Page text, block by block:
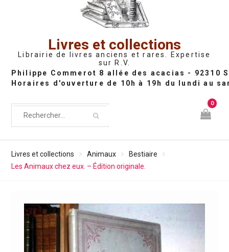
Livres et collections
Librairie de livres anciens et rares. Expertise
sur R.V.
0
Livres et collections Animaux
Bestiaire
Les Animaux chez eux. – Édition originale.